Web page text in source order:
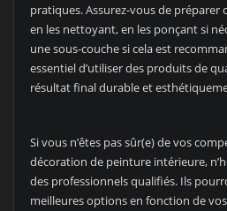
pratiques. Assurez-vous de préparer
en les nettoyant, en les ponçant si
une sous-couche si cela est
essentiel d’utiliser des produits de
résultat final durable et
Si vous n’êtes pas sûr(e) de vos
décoration de peinture intérieure,
des professionnels qualifiés. Ils
meilleures options en fonction de